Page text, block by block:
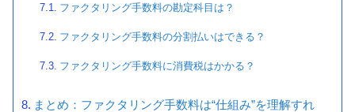
ファクタリング手数料の勘定科目は？
ファクタリング手数料の分割払いはできる？
ファクタリング手数料に消費税はかかる？
まとめ：ファクタリング手数料は“仕組み”を理解すれ